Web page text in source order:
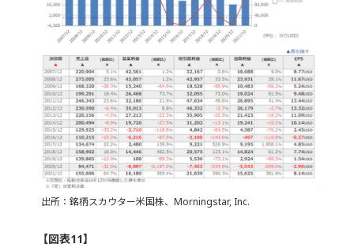
出所：銘柄スカウター米国株、Morningstar, Inc.
【図表11】